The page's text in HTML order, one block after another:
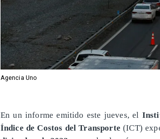
Agencia Uno
​En un informe emitido este jueves, el
Índice de Costos del Transporte (ICT)